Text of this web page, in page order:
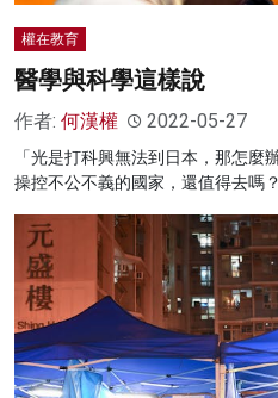
權在教育
醫學與科學這樣說
作者: 何漢權 2022-05-27
「光是打科興無法到日本，那怎麼
操控不公不義的國家，還值得去嗎